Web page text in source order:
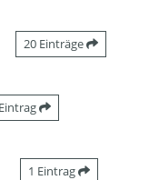
20 Einträge
1 Eintrag